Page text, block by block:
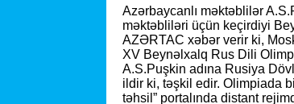
Azərbaycanlı məktəblilər
məktəbliləri üçün keçirdiyi
AZƏRTAC xəbər verir ki,
XV Beynəlxalq Rus Dili
A.S.Puşkin adına Rusiya
ildir ki, təşkil edir. Olimpiada
təhsil” portalında distant